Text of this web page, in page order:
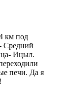
км под
Средний
Ицыл.
печи. Да я